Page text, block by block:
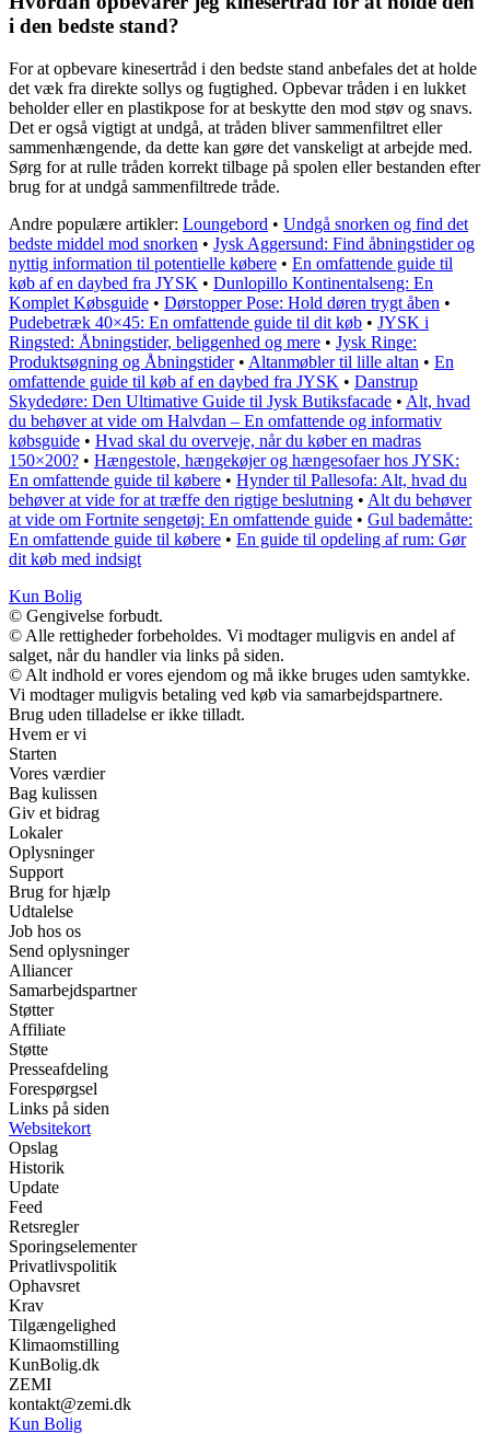
i den bedste stand?
For at opbevare kinesertråd i den bedste stand anbefales det at holde
det væk fra direkte sollys og fugtighed. Opbevar tråden i en lukket
beholder eller en plastikpose for at beskytte den mod støv og snavs.
Det er også vigtigt at undgå, at tråden bliver sammenfiltret eller
sammenhængende, da dette kan gøre det vanskeligt at arbejde med.
Sørg for at rulle tråden korrekt tilbage på spolen eller bestanden efter
brug for at undgå sammenfiltrede tråde.
Andre populære artikler: Loungebord • Undgå snorken og find det
bedste middel mod snorken • Jysk Aggersund: Find åbningstider og
nyttig information til potentielle købere • En omfattende guide til
køb af en daybed fra JYSK • Dunlopillo Kontinentalseng: En
Komplet Købsguide • Dørstopper Pose: Hold døren trygt åben •
Pudebetræk 40×45: En omfattende guide til dit køb • JYSK i
Ringsted: Åbningstider, beliggenhed og mere • Jysk Ringe:
Produktsøgning og Åbningstider• Altanmøbler til lille altan • En
omfattende guide til køb af en daybed fra JYSK • Danstrup
Skydedøre: Den Ultimative Guide til Jysk Butiksfacade • Alt, hvad
du behøver at vide om Halvdan – En omfattende og informativ
købsguide • Hvad skal du overveje, når du køber en madras
150×200? • Hængestole, hængekøjer og hængesofaer hos JYSK:
En omfattende guide til købere • Hynder til Pallesofa: Alt, hvad du
behøver at vide for at træffe den rigtige beslutning • Alt du behøver
at vide om Fortnite sengetøj: En omfattende guide • Gul bademåtte:
En omfattende guide til købere • En guide til opdeling af rum: Gør
dit køb med indsigt
Kun Bolig
© Gengivelse forbudt.
© Alle rettigheder forbeholdes. Vi modtager muligvis en andel af
salget, når du handler via links på siden.
© Alt indhold er vores ejendom og må ikke bruges uden samtykke.
Vi modtager muligvis betaling ved køb via samarbejdspartnere.
Brug uden tilladelse er ikke tilladt.
Hvem er vi
Starten
Vores værdier
Bag kulissen
Giv et bidrag
Lokaler
Oplysninger
Support
Brug for hjælp
Udtalelse
Job hos os
Send oplysninger
Alliancer
Samarbejdspartner
Støtter
Affiliate
Støtte
Presseafdeling
Forespørgsel
Links på siden
Websitekort
Opslag
Historik
Update
Feed
Retsregler
Sporingselementer
Privatlivspolitik
Ophavsret
Krav
Tilgængelighed
Klimaomstilling
KunBolig.dk
ZEMI
kontakt@zemi.dk
Kun Bolig